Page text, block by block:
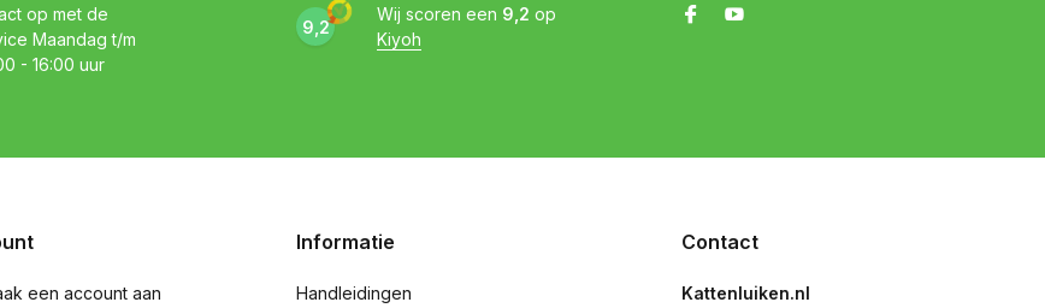
op met de
Maandag t/m
- 16:00 uur
9,2
Wij scoren een 9,2 op
Kiyoh
een account aan
Informatie
Handleidingen
Contact
Kattenluiken.nl